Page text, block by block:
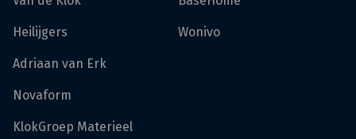
Heilijgers
Adriaan van Erk
Novaform
KlokGroep Materieel
Wonivo